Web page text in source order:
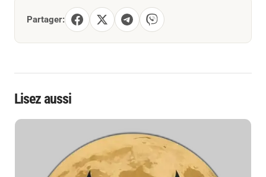
Partager:
Lisez aussi